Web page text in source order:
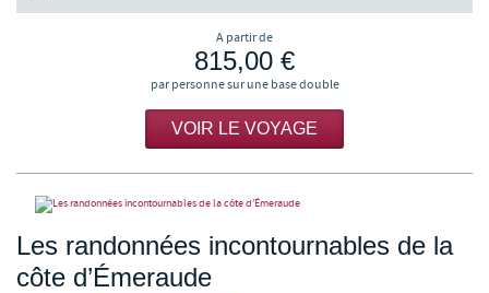
A partir de
815,00 €
par personne sur une base double
VOIR LE VOYAGE
Les randonnées incontournables de la
côte d’Émeraude